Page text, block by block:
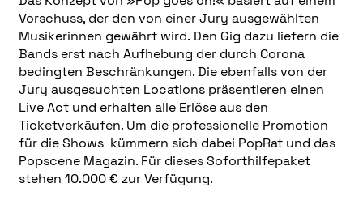
Vorschuss, der den von einer Jury ausgewählten
Musikerinnen gewährt wird. Den Gig dazu liefern die
Bands erst nach Aufhebung der durch Corona
bedingten Beschränkungen. Die ebenfalls von der
Jury ausgesuchten Locations präsentieren einen
Live Act und erhalten alle Erlöse aus den
Ticketverkäufen. Um die professionelle Promotion
für die Shows kümmern sich dabei PopRat und das
Popscene Magazin. Für dieses Soforthilfepaket
stehen 10.000 € zur Verfügung.